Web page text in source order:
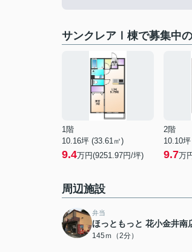
サンクレアⅠ棟で募集中
1階
10.16坪 (33.61㎡)
9.4万円(9251.97円/坪)
2階
10.10
9.7万
周辺施設
弁当
ほっともっと 花小金井南
145ｍ（2分）